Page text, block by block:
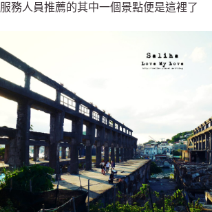
服務人員推薦的其中一個景點便是這裡了